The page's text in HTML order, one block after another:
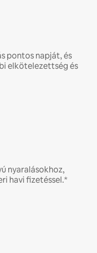
pontos napját, és
elkötelezettség és
nyaralásokhoz,
havi fizetéssel.*